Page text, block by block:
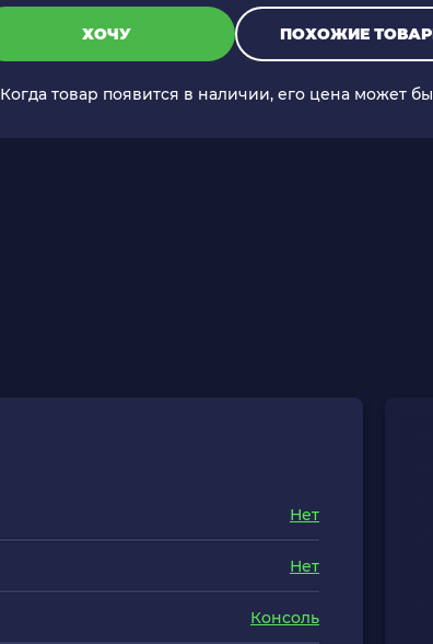
ХОЧУ ПОХОЖИЕ
Когда товар появится в наличии, его цена может
Нет
Нет
Консоль